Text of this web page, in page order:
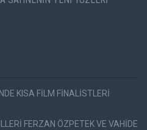
KISA FİLM FİNALİSTLERİ
FERZAN ÖZPETEK VE VAHİDE